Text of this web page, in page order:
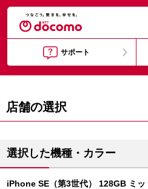
サポート
店舗の選択
選択した機種・カラー
iPhone SE（第3世代） 128GB ミッ